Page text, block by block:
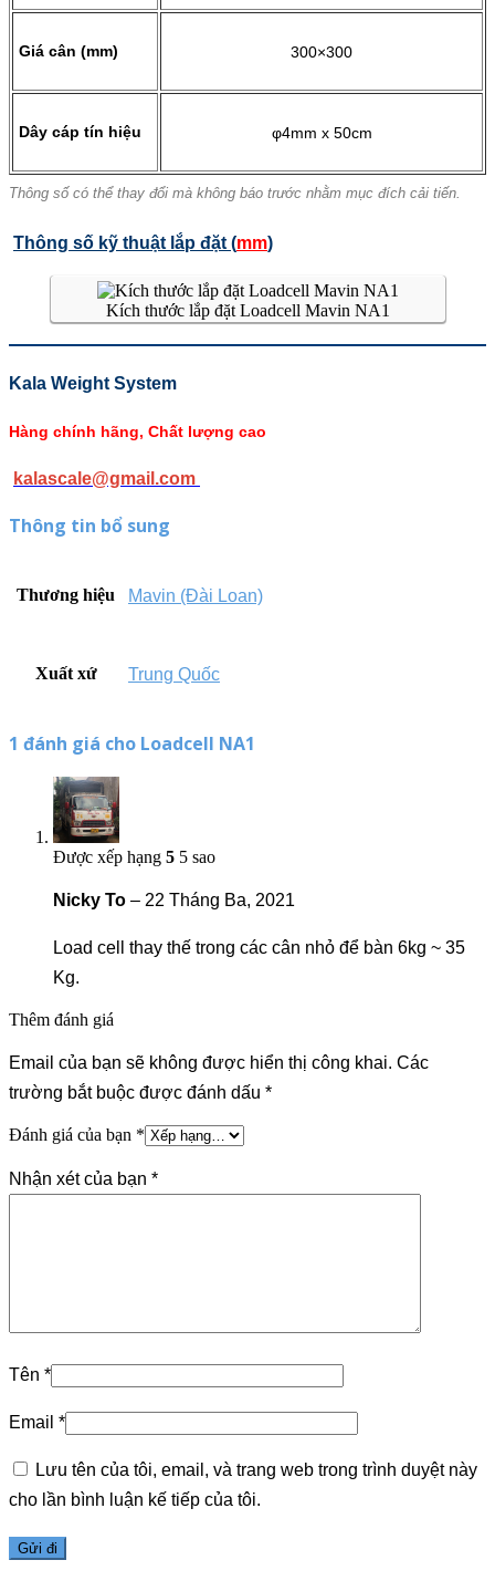
Giá cân (mm) 300×300
Dây cáp tín hiệu φ4mm x 50cm
Thông số có thể thay đổi mà không báo trước nhằm mục đích cải tiến.
Thông số kỹ thuật lắp đặt (mm)
Kích thước lắp đặt Loadcell Mavin NA1
Kala Weight System
Hàng chính hãng, Chất lượng cao
kalascale@gmail.com
Thông tin bổ sung
Thương hiệu Mavin (Đài Loan)
Xuất xứ Trung Quốc
1 đánh giá cho Loadcell NA1
Được xếp hạng 5 5 sao
Nicky To – 22 Tháng Ba, 2021
Load cell thay thế trong các cân nhỏ để bàn 6kg ~ 35
Kg.
Thêm đánh giá
Email của bạn sẽ không được hiển thị công khai. Các
trường bắt buộc được đánh dấu *
Đánh giá của bạn *
Nhận xét của bạn *
Tên *
Email *
Lưu tên của tôi, email, và trang web trong trình duyệt này
cho lần bình luận kế tiếp của tôi.